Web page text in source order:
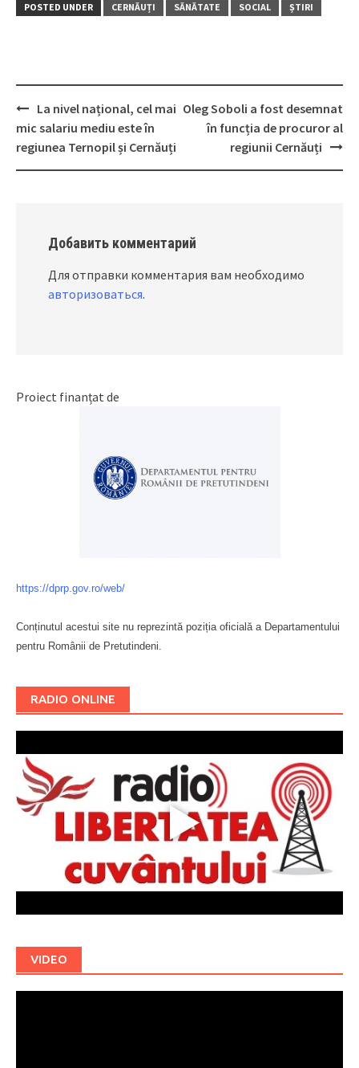
POSTED UNDER CERNĂUȚI SĂNĂTATE SOCIAL ȘTIRI
Post
navigation
La nivel național, cel mai
mic salariu mediu este în
regiunea Ternopil și Cernăuți
Oleg Soboli a fost desemnat
în funcția de procuror al
regiunii Cernăuți
Добавить комментарий
Для отправки комментария вам необходимо
авторизоваться.
Proiect finanțat de
https://dprp.gov.ro/web/
Conținutul acestui site nu reprezintă poziția oficială a Departamentului
pentru Românii de Pretutindeni.
RADIO ONLINE
VIDEO